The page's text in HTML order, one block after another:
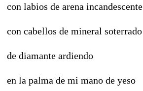
con labios de arena incandescente
con cabellos de mineral soterrado
de diamante ardiendo
en la palma de mi mano de yeso